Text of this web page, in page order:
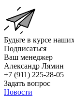
Будьте в курсе
Подписаться
Ваш менеджер
Александр Лямин
+7 (911) 225-28-05
Задать вопрос
Новости